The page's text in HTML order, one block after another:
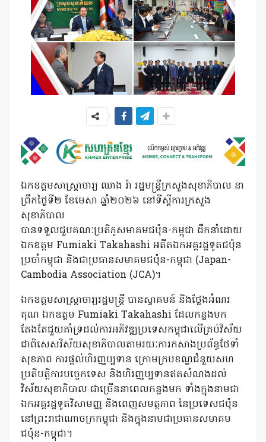
ឯកឧត្តមសាស្ត្រាចារ្យ ឈាង រ៉ា រដ្ឋមន្ត្រីក្រសួងសុខាភិបាល នា
ព្រឹកថ្ងៃទី២ ខែមេសា ឆ្នាំ២០២៦ នៅទីស្តីការក្រសួង
សុខាភិបាល
បានទទួលជួបគណៈប្រតិភូសមាគមជប៉ុន-កម្ពុជា ដឹកនាំដោយ
ឯកឧត្តម Fumiaki Takahashi អតីតឯកអគ្គរដ្ឋទូតជប៉ុន
ប្រចាំកម្ពុជា និងជាប្រធានសមាគមជប៉ុន-កម្ពុជា (Japan-
Cambodia Association (JCA)។
ឯកឧត្តមសាស្ត្រាចារ្យរដ្ឋមន្ត្រី បានស្វាគមន៍ និងថ្លែងអំណរ
គុណ ឯកឧត្តម Fumiaki Takahashi ដែលកន្លងមក
តែងតែជួយគាំទ្រដល់ការអភិវឌ្ឍប្រទេសកម្ពុជាលើគ្រប់វិស័យ
ជាពិសេសវិស័យសុខាភិបាលតាមរយៈការកសាងប្រព័ន្ធថែទាំ
សុខភាព ការផ្តល់ហិរញ្ញប្បទាន ក្រោមក្របខណ្ឌជំនួយសហ
ប្រតិបត្តិការបច្ចេកទេស និងហិរញ្ញប្បទានឥតសំណងដល់
វិស័យសុខាភិបាល ជាច្រើននាពេលកន្លងមក ទាំងក្នុងនាមជា
ឯកអគ្គរដ្ឋទូតវិសាមញ្ញ និងពេញសមត្ថភាព នៃប្រទេសជប៉ុន
នៅព្រះរាជាណាចក្រកម្ពុជា និងក្នុងនាមជាប្រធានសមាគម
ជប៉ុន-កម្ពុជា។